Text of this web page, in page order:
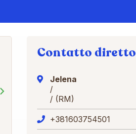
Contatto diretto
Jelena
/
/ (RM)
+381603754501